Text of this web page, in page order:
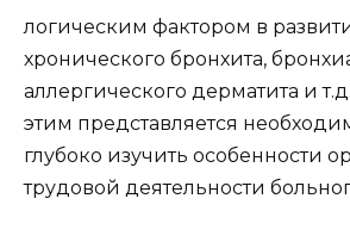
логическим фактором в
хронического бронхита,
аллергического дерматита и
этим представляется
глубоко изучить особенности
трудовой деятельности